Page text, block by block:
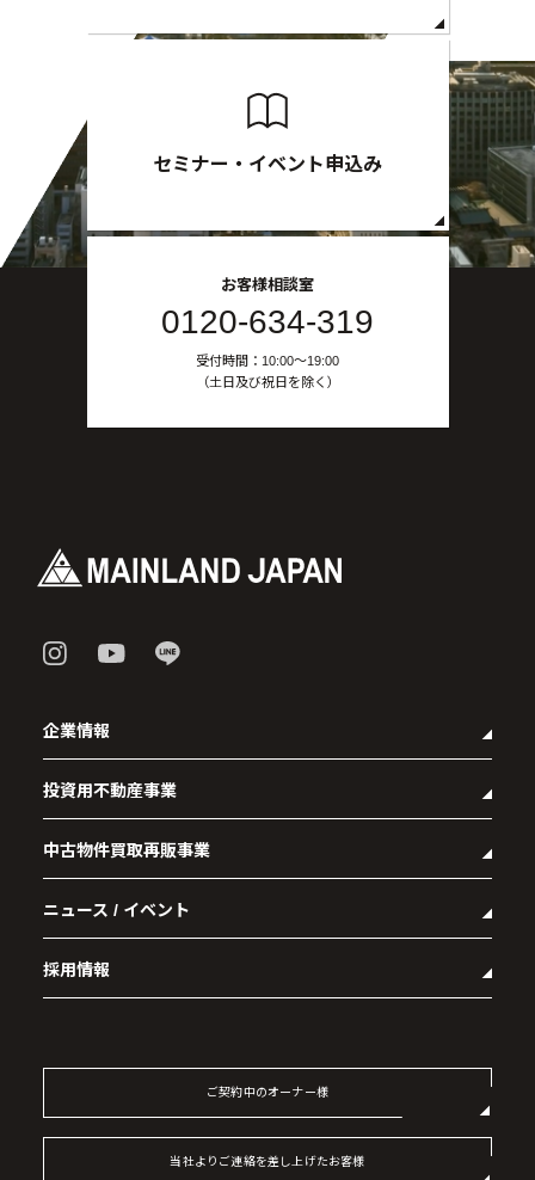
セミナー・イベント申込み
お客様相談室
0120-634-319
受付時間：10:00〜19:00
（土日及び祝日を除く）
企業情報
- 企業理念
- 代表メッセージ
- 会社概要
- アクセス
- 社会貢献活動
投資用不動産事業
- マンション経営をお考えの方へ
- メインランドグループの強み
- オーナーズデータ
- 資産運用型マンション メインステージシリーズ
中古物件買取再販事業
- RE:MAIN
- リノベーション物件一覧
- リノベーション物件お問い合わせ
ニュース / イベント
採用情報
- 記事一覧
ご契約中のオーナー様
当社よりご連絡を差し上げたお客様